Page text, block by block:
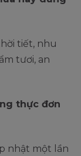
tiết, nhu
tươi, an
thực đơn
nhật một lần